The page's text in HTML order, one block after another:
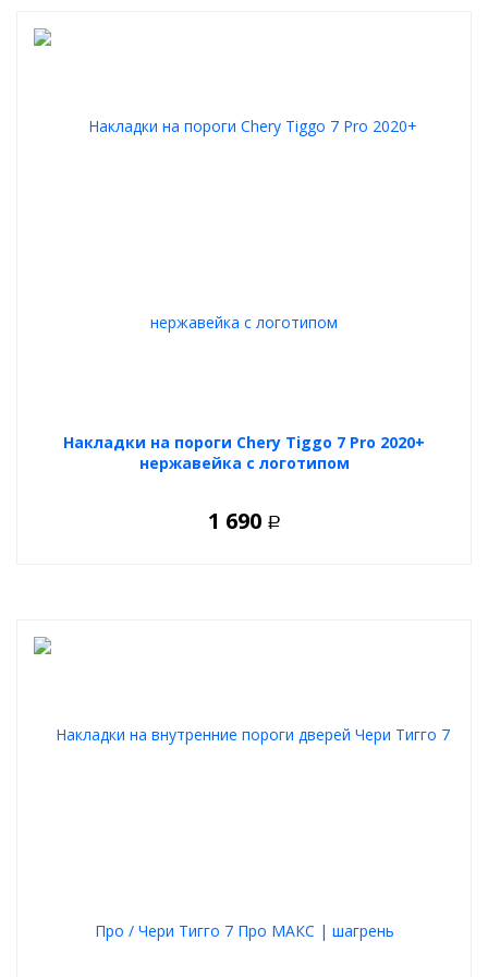
тисненой поверхностью. При активном использовании
багажного отсека автомобиля на накладке неизбежно будут
Накладки на пороги Chery Tiggo 7 Pro 2020+
нержавейка с логотипом
1 690 Р